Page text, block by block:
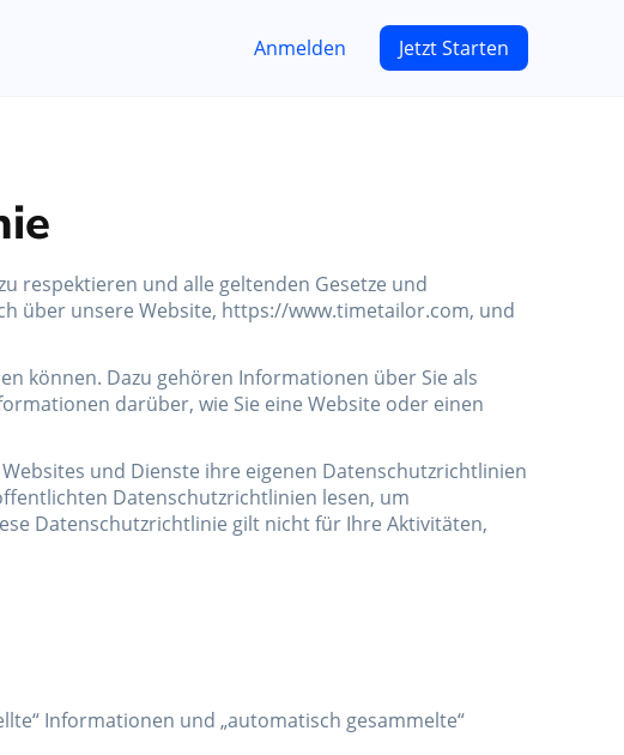
Anmelden Jetzt Starten
respektieren und alle geltenden Gesetze und
über unsere Website, https://www.timetailor.com, und
können. Dazu gehören Informationen über Sie als
darüber, wie Sie eine Website oder einen
und Dienste ihre eigenen Datenschutzrichtlinien
Datenschutzrichtlinien lesen, um
Datenschutzrichtlinie gilt nicht für Ihre Aktivitäten,
Informationen und „automatisch gesammelte“